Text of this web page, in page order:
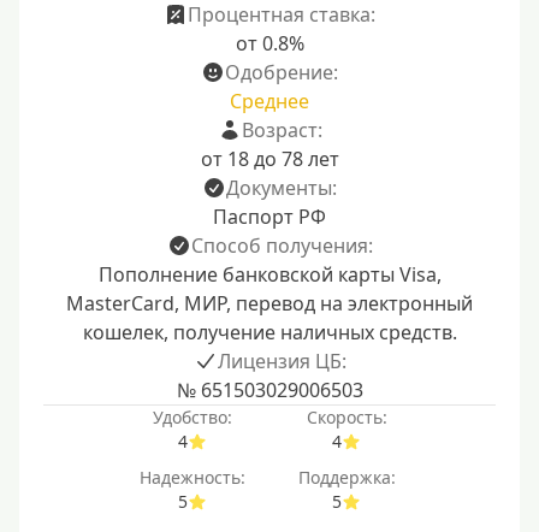
Процентная ставка:
от 0.8%
Одобрение:
Среднее
Возраст:
от 18 до 78 лет
Документы:
Паспорт РФ
Способ получения:
Пополнение банковской карты Visa,
MasterCard, МИР, перевод на электронный
кошелек, получение наличных средств.
Лицензия ЦБ:
№ 651503029006503
Удобство:
4
Скорость:
4
Надежность:
5
Поддержка:
5